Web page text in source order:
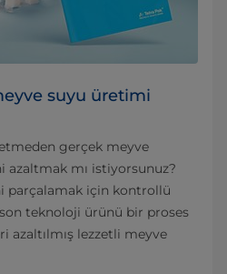
suyu üretimi
gerçek meyve
azaltmak mı istiyorsunuz?
parçalamak için kontrollü
teknoloji ürünü bir proses
azaltılmış lezzetli meyve